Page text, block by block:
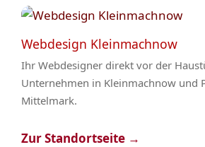
Webdesign Kleinmachnow
Ihr Webdesigner direkt vor der
Unternehmen in Kleinmachnow und
Mittelmark.
Zur Standortseite →